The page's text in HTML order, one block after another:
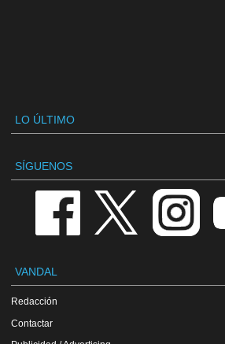
LO ÚLTIMO
SÍGUENOS
VANDAL
Redacción
Contactar